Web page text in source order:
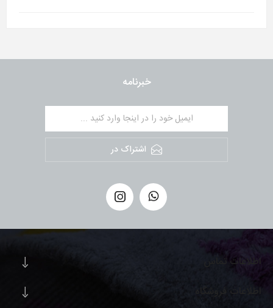
خبرنامه
اشتراک در
اطلاعات تماس
اطلاعات فروشگاه